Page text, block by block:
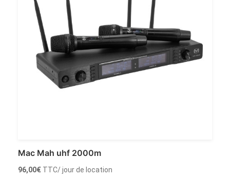
Mac Mah uhf 2000m
96,00€ TTC/ jour de location